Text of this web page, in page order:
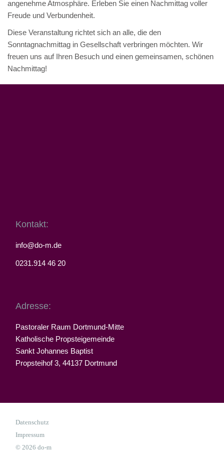
angenehme Atmosphäre. Erleben Sie einen Nachmittag voller
Freude und Verbundenheit.
Diese Veranstaltung richtet sich an alle, die den
Sonntagnachmittag in Gesellschaft verbringen möchten. Wir
freuen uns auf Ihren Besuch und einen gemeinsamen, schönen
Nachmittag!
Kontakt:
info@do-m.de
0231.914 46 20
Adresse:
Pastoraler Raum Dortmund-Mitte
Katholische Propsteigemeinde
Sankt Johannes Baptist
Propsteihof 3, 44137 Dortmund
Datenschutz
Impressum
© 2026 do-m